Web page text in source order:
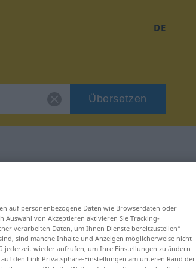
DE
Übersetzen
auf personenbezogene Daten wie Browserdaten oder
von Akzeptieren aktivieren Sie Tracking-
verarbeiten Daten, um Ihnen Dienste bereitzustellen“
sind manche Inhalte und Anzeigen möglicherweise nicht
jederzeit wieder aufrufen, um Ihre Einstellungen zu ändern
den Link Privatsphäre-Einstellungen am unteren Rand der